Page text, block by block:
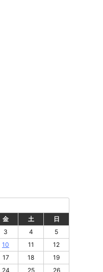
金 土
日
3 4
5
10 11
12
17 18
19
24 25 26